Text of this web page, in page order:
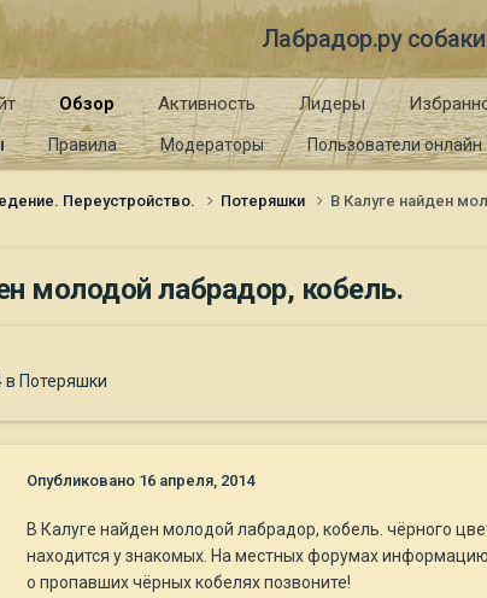
Лабрадор.ру
Обзор
Правила Модераторы Пользователи онлайн
Активность Лидеры
Переустройство. Потеряшки В Калуге найден
молодой лабрадор, кобель.
в Потеряшки
Опубликовано 16 апреля, 2014
В Калуге найден молодой лабрадор, кобель. чёрного
находится у знакомых. На местных форумах
о пропавших чёрных кобелях позвоните!